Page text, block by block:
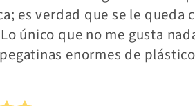
es verdad que se le
único que no me gusta
enormes de